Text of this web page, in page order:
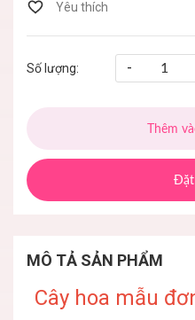
Số lượng: -
Thêm
Đặt
MÔ TẢ SẢN PHẨM
Cây hoa mẫu